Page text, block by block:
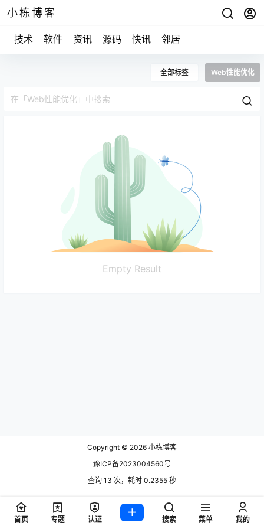
小栋博客
技术 软件 资讯 源码 快讯 邻居
全部标签 Web性能优化
Empty Result
Copyright © 2026 小栋博客
豫ICP备2023004560号
查询 13 次，耗时 0.2355 秒
首页 专题 认证 搜索 菜单 我的